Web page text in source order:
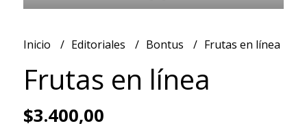
Inicio Editoriales Bontus Frutas en línea
Frutas en línea
$3.400,00